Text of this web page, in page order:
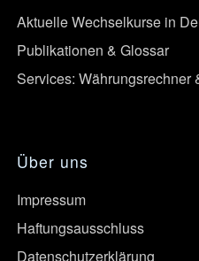
Aktuelle Wechselkurse in
Publikationen & Glossar
Services: Währungsrechner
Über uns
Impressum
Haftungsausschluss
Datenschutzerklärung